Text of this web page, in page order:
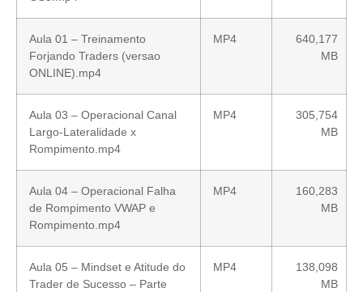
Aula 01 – Treinamento
Forjando Traders (versao
ONLINE).mp4
MP4
640,177
MB
Aula 03 – Operacional Canal
Largo-Lateralidade x
Rompimento.mp4
MP4
305,754
MB
Aula 04 – Operacional Falha
de Rompimento VWAP e
Rompimento.mp4
MP4
160,283
MB
Aula 05 – Mindset e Atitude do
Trader de Sucesso – Parte
MP4
138,098
MB